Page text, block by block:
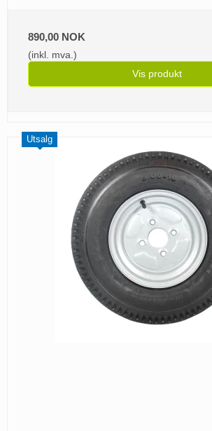
890,00 NOK
(inkl. mva.)
Vis produkt
Utsalg